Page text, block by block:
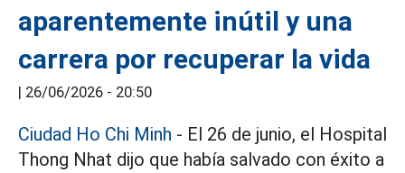
aparentemente inútil y una
carrera por recuperar la vida
| 26/06/2026 - 20:50
Ciudad Ho Chi Minh - El 26 de junio, el Hospital
Thong Nhat dijo que había salvado con éxito a